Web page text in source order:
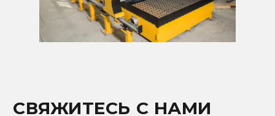
Ваше имя
ПОЛУЧИТЬ КОНСУЛЬТАЦИЮ ИЛИ